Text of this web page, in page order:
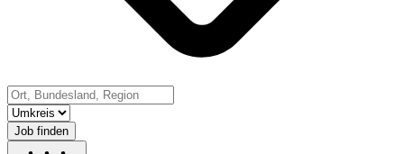
Job finden